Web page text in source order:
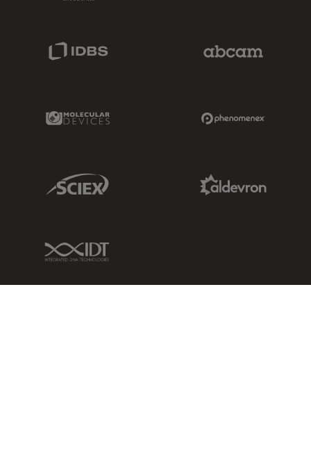
IDBS Link
Molecular Devices Link
Sciex Link
IDT Link